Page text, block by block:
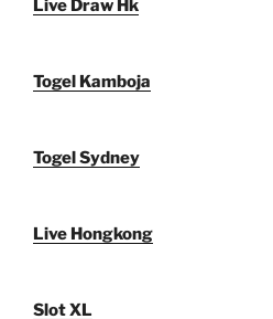
Live Draw Hk
Togel Kamboja
Togel Sydney
Live Hongkong
Slot XL